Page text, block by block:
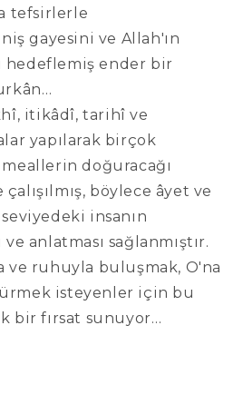
tefsirlerle
gayesini ve Allah'ın
hedeflemiş ender bir
itikâdî, tarihî ve
yapılarak birçok
doğuracağı
böylece âyet ve
insanın
anlatması sağlanmıştır.
ve ruhuyla buluşmak, O'na
isteyenler için bu
bir fırsat sunuyor…